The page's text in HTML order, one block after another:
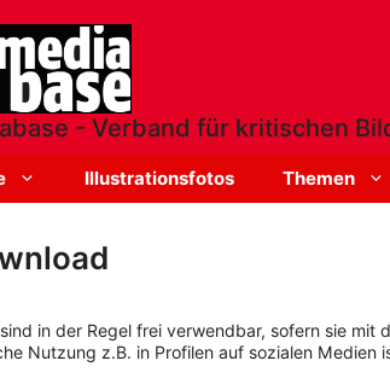
- Verband für kritischen
Illustrationsfotos Themen
in der Regel frei verwendbar, sofern sie
Nutzung z.B. in Profilen auf sozialen Medien